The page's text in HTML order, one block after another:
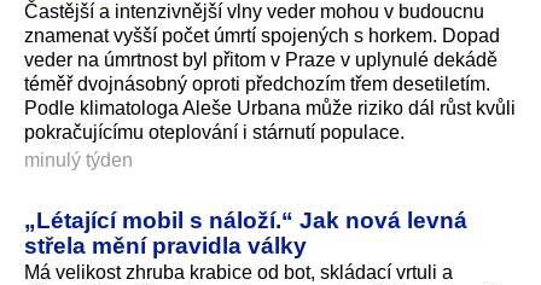
Častější a intenzivnější vlny veder mohou v budoucnu
znamenat vyšší počet úmrtí spojených s horkem. Dopad
veder na úmrtnost byl přitom v Praze v uplynulé dekádě
téměř dvojnásobný oproti předchozím třem desetiletím.
Podle klimatologa Aleše Urbana může riziko dál růst kvůli
pokračujícímu oteplování i stárnutí populace.
minulý týden
„Létající mobil s náloží.“ Jak nová levná
střela mění pravidla války
Má velikost zhruba krabice od bot, skládací vrtuli a